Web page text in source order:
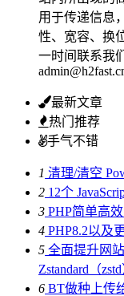
用于传递信息
性、宽容、换
一时间联系我
最新文章
热门推荐
手气不错
1 清理/清空
2 12个
3 PHP简单高
4 PHP8.2以及
5 全面提升网
Zstandard（
6 BT做种上传